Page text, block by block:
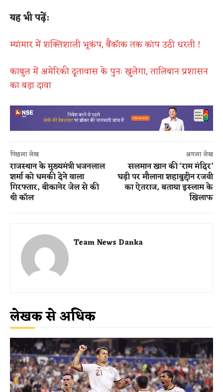
यह भी पढ़ें:
म्यांमार में शक्तिशाली भूकंप, बैंकॉक तक कांप उठी धरती !
काबुल में अमेरिकी दूतावास के पुनः खुलेगा, तालिबान प्रशासन
का बड़ा दावा
पिछला लेख
राजस्थान के मुख्यमंत्री भजनलाल
शर्मा को धमकी देने वाला
गिरफ्तार, बीकानेर जेल से की
थी कॉल
अगला लेख
सलमान खान की ‘राम मंदिर’
घड़ी पर मौलाना शहाबुद्दीन रजवी
का ऐतराज, बताया इस्लाम के
खिलाफ
Team News Danka
लेखक से अधिक